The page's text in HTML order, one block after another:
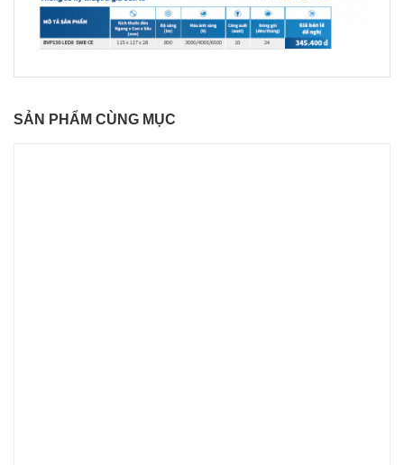
SẢN PHẨM CÙNG MỤC